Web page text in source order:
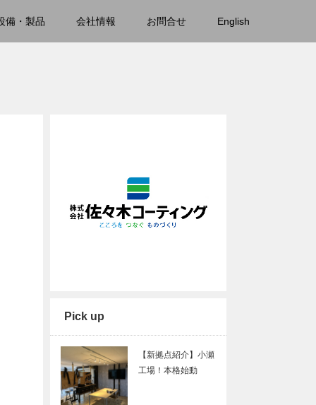
備・製品 会社情報 お問合せ English
Pick up
【新拠点紹介】小瀬
工場！本格始動